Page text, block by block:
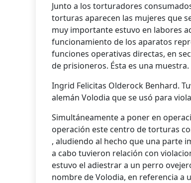
Junto a los torturadores
torturas aparecen las mujeres que
muy importante estuvo en labores
funcionamiento de los aparatos
funciones operativas directas, en
de prisioneros. Ésta es una muestra.
Ingrid Felicitas Olderock Benhard.
alemán Volodia que se usó para
Simultáneamente a poner en
operación este centro de torturas
, aludiendo al hecho que una parte
a cabo tuvieron relación con
estuvo el adiestrar a un perro
nombre de Volodia, en referencia a